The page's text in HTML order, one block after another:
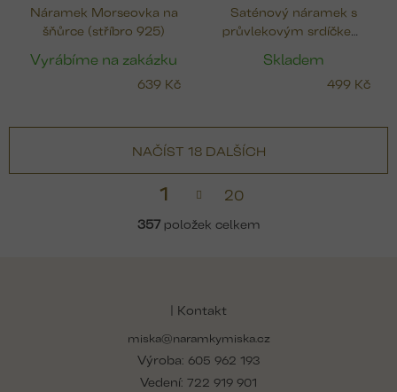
Náramek Morseovka na
šňůrce (stříbro 925)
Vyrábíme na zakázku
639 Kč
Saténový náramek s
průvlekovým srdíčkem
Skladem
499 Kč
NAČÍST 18 DALŠÍCH
S
t
á
n
1 20
357položek celkem
| Kontakt
miska@naramkymiska.cz
Výroba: 605 962 193
Vedení: 722 919 901